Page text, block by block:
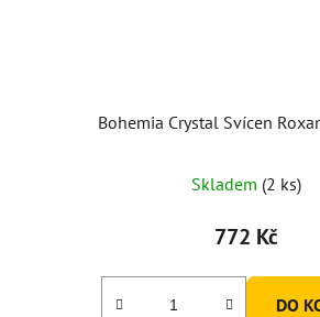
Bohemia Crystal Svícen
Skladem (2 ks)
772 Kč
DO